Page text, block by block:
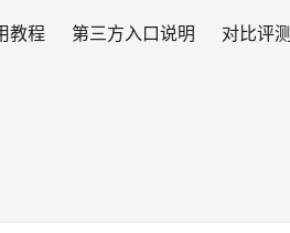
教程 第三方入口说明 对比评测